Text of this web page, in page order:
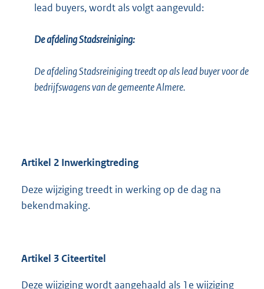
lead buyers, wordt als volgt aangevuld:
De afdeling Stadsreiniging:
De afdeling Stadsreiniging treedt op als lead buyer voor de
bedrijfswagens van de gemeente Almere.
Artikel 2 Inwerkingtreding
Deze wijziging treedt in werking op de dag na
bekendmaking.
Artikel 3 Citeertitel
Deze wijziging wordt aangehaald als 1e wijziging